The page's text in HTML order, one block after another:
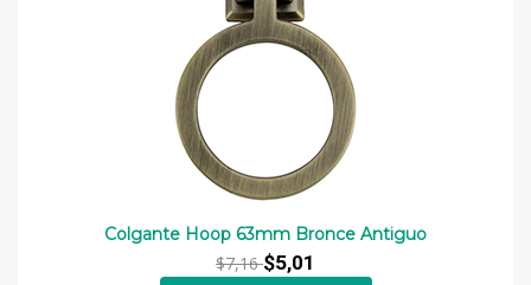
Colgante Hoop 63mm Bronce Antiguo
$7,16$5,01